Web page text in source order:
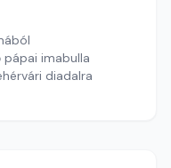
pápai imabulla
diadalra